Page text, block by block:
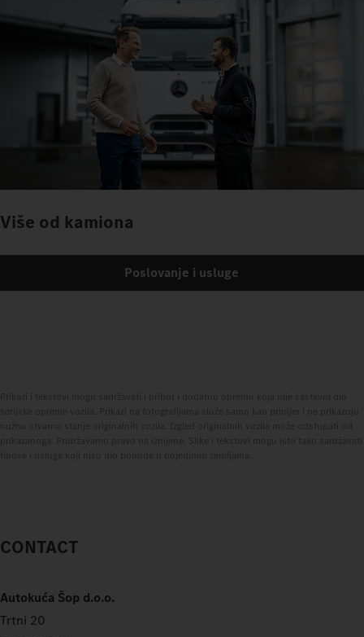
Više od kamiona
Poslovanje i usluge
CONTACT
Autokuća Šop d.o.o.
Trtni 20